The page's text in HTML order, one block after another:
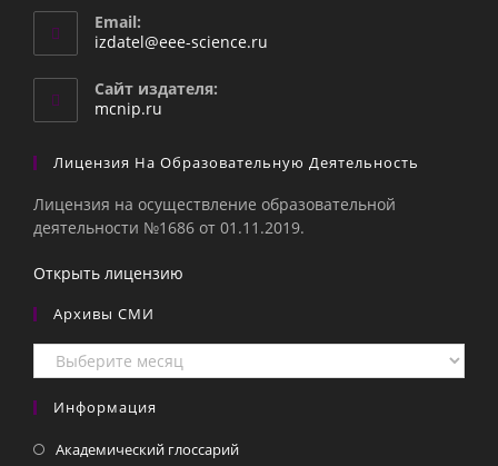
Email:
izdatel@eee-science.ru
Сайт издателя:
mcnip.ru
Лицензия На Образовательную Деятельность
Лицензия на осуществление образовательной
деятельности №1686 от 01.11.2019.
Открыть лицензию
Архивы СМИ
Архивы
СМИ
Информация
Академический глоссарий